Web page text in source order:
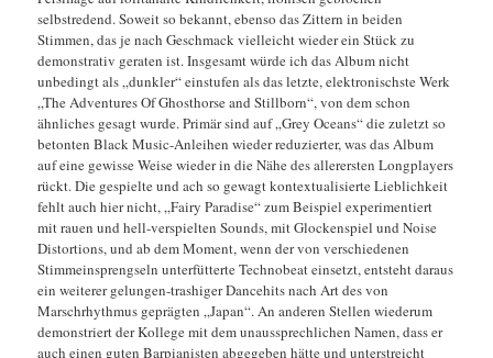
selbstredend. Soweit so bekannt, ebenso das Zittern in beiden
Stimmen, das je nach Geschmack vielleicht wieder ein Stück zu
demonstrativ geraten ist. Insgesamt würde ich das Album nicht
unbedingt als „dunkler“ einstufen als das letzte, elektronischste Werk
„The Adventures Of Ghosthorse and Stillborn“, von dem schon
ähnliches gesagt wurde. Primär sind auf „Grey Oceans“ die zuletzt so
betonten Black Music-Anleihen wieder reduzierter, was das Album
auf eine gewisse Weise wieder in die Nähe des allerersten Longplayers
rückt. Die gespielte und ach so gewagt kontextualisierte Lieblichkeit
fehlt auch hier nicht, „Fairy Paradise“ zum Beispiel experimentiert
mit rauen und hell-verspielten Sounds, mit Glockenspiel und Noise
Distortions, und ab dem Moment, wenn der von verschiedenen
Stimmeinsprengseln unterfütterte Technobeat einsetzt, entsteht daraus
ein weiterer gelungen-trashiger Dancehits nach Art des von
Marschrhythmus geprägten „Japan“. An anderen Stellen wiederum
demonstriert der Kollege mit dem unaussprechlichen Namen, dass er
auch einen guten Barpianisten abgegeben hätte und unterstreicht